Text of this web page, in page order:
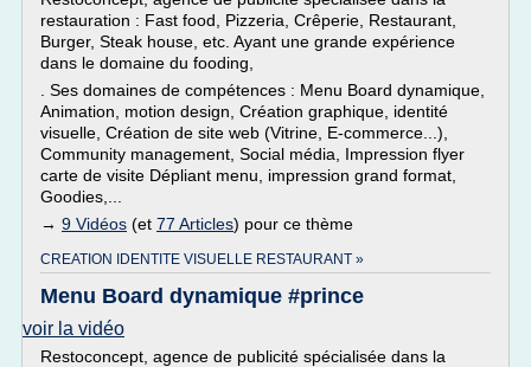
restauration : Fast food, Pizzeria, Crêperie, Restaurant,
Burger, Steak house, etc. Ayant une grande expérience
dans le domaine du fooding,
. Ses domaines de compétences : Menu Board dynamique,
Animation, motion design, Création graphique, identité
visuelle, Création de site web (Vitrine, E-commerce...),
Community management, Social média, Impression flyer
carte de visite Dépliant menu, impression grand format,
Goodies,...
→ 9 Vidéos (et 77 Articles) pour ce thème
CREATION IDENTITE VISUELLE RESTAURANT »
Menu Board dynamique #prince
voir la vidéo
Restoconcept, agence de publicité spécialisée dans la